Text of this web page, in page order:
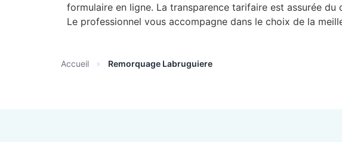
formulaire en ligne. La transparence tarifaire est assurée
Le professionnel vous accompagne dans le choix de la
Accueil » Remorquage Labruguiere